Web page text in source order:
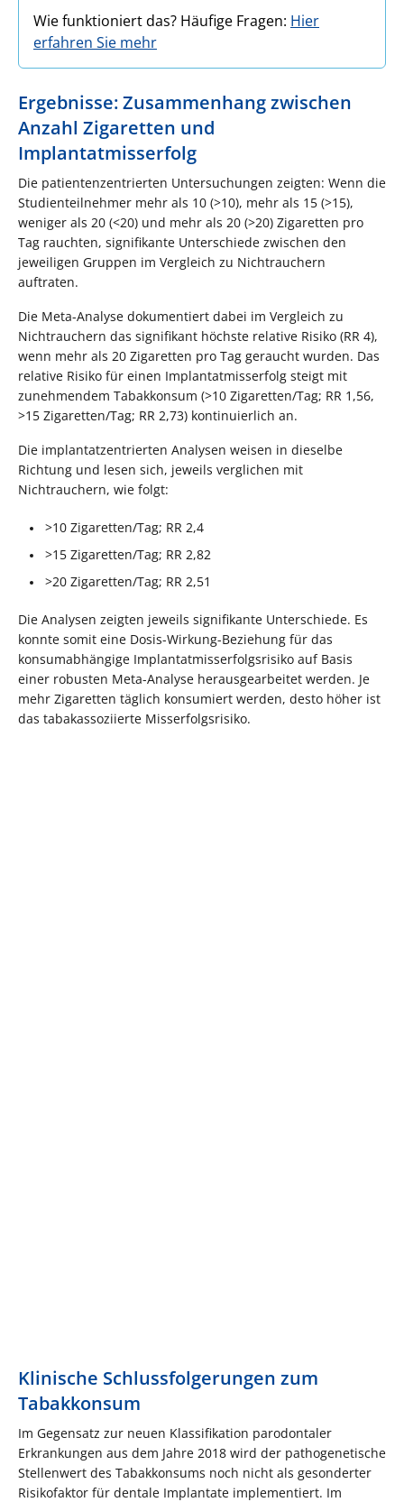
Wie funktioniert das? Häufige Fragen: Hier
erfahren Sie mehr
Ergebnisse: Zusammenhang zwischen
Anzahl Zigaretten und
Implantatmisserfolg
Die patientenzentrierten Untersuchungen zeigten: Wenn die
Studienteilnehmer mehr als 10 (>10), mehr als 15 (>15),
weniger als 20 (<20) und mehr als 20 (>20) Zigaretten pro
Tag rauchten, signifikante Unterschiede zwischen den
jeweiligen Gruppen im Vergleich zu Nichtrauchern
auftraten.
Die Meta-Analyse dokumentiert dabei im Vergleich zu
Nichtrauchern das signifikant höchste relative Risiko (RR 4),
wenn mehr als 20 Zigaretten pro Tag geraucht wurden. Das
relative Risiko für einen Implantatmisserfolg steigt mit
zunehmendem Tabakkonsum (>10 Zigaretten/Tag; RR 1,56,
>15 Zigaretten/Tag; RR 2,73) kontinuierlich an.
Die implantatzentrierten Analysen weisen in dieselbe
Richtung und lesen sich, jeweils verglichen mit
Nichtrauchern, wie folgt:
>10 Zigaretten/Tag; RR 2,4
>15 Zigaretten/Tag; RR 2,82
>20 Zigaretten/Tag; RR 2,51
Die Analysen zeigten jeweils signifikante Unterschiede. Es
konnte somit eine Dosis-Wirkung-Beziehung für das
konsumabhängige Implantatmisserfolgsrisiko auf Basis
einer robusten Meta-Analyse herausgearbeitet werden. Je
mehr Zigaretten täglich konsumiert werden, desto höher ist
das tabakassoziierte Misserfolgsrisiko.
Klinische Schlussfolgerungen zum
Tabakkonsum
Im Gegensatz zur neuen Klassifikation parodontaler
Erkrankungen aus dem Jahre 2018 wird der pathogenetische
Stellenwert des Tabakkonsums noch nicht als gesonderter
Risikofaktor für dentale Implantate implementiert. Im